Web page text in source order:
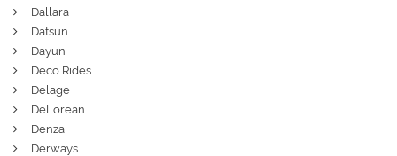
Dallara
Datsun
Dayun
Deco Rides
Delage
DeLorean
Denza
Derways